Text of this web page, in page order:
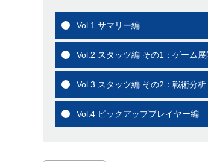
Vol.1 サマリー編
Vol.2 スタッツ編 その1：ゲーム展
Vol.3 スタッツ編 その2：戦術分析
Vol.4 ピックアッププレイヤー編